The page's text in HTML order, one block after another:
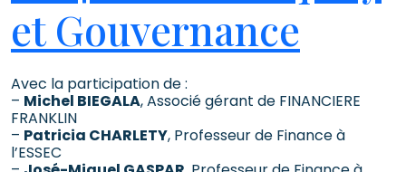
et Gouvernance
Avec la participation de :
– Michel BIEGALA, Associé gérant de FINANCIERE
FRANKLIN
– Patricia CHARLETY, Professeur de Finance à
l’ESSEC